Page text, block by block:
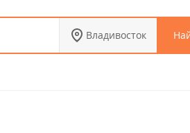
Владивосток